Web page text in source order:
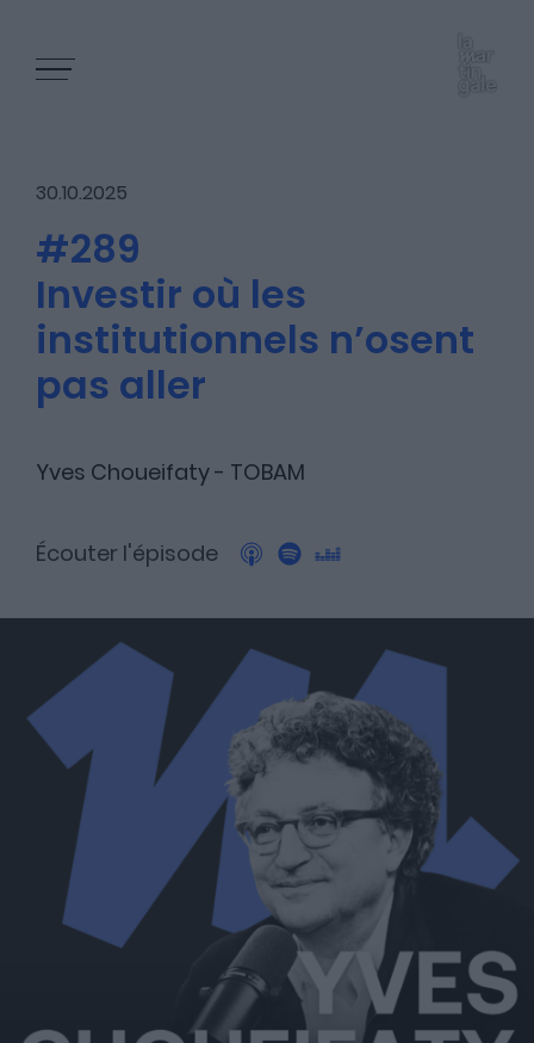
Les épisodes
Les articles
A propos
Fundora
Merci à notre partenaire !
Découvrez Fundora,
la plateforme qui démocratise l’investissement en private
equity et en dette privée.
30.10.2025
#289
Investir où les
institutionnels n’osent
pas aller
Yves Choueifaty - TOBAM
Écouter l'épisode